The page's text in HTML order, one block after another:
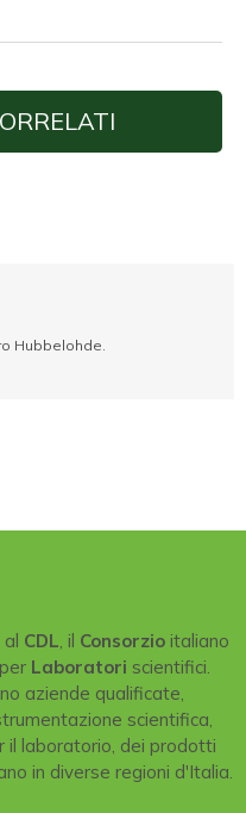
Hubbelohde.
CDL, il Consorzioitaliano
Laboratori scientifici.
aziende qualificate,
scientifica,
il laboratorio, dei prodotti
in diverse regioni d'Italia.